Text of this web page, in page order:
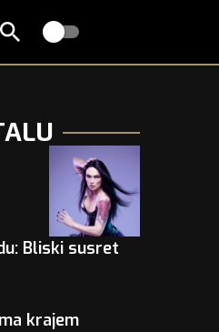
Bliski susret
krajem